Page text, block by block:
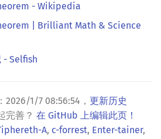
- Wikipedia
| Brilliant Math & Science
- Selfish
2026/1/7 08:56:54 ， 更新历史
完善？ 在 GitHub 上编辑此页！
A, c-forrest, Enter-tainer,